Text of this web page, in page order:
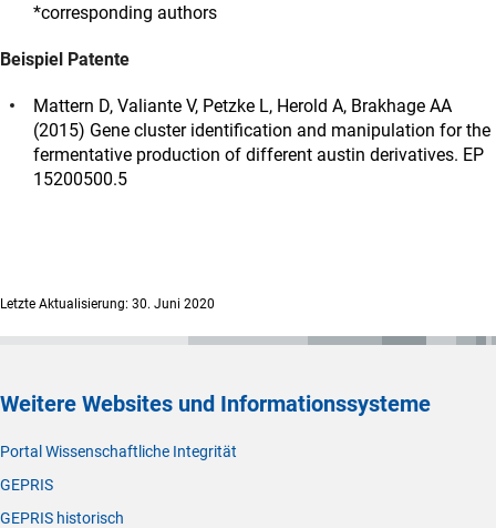
*corresponding authors
Beispiel Patente
Mattern D, Valiante V, Petzke L, Herold A, Brakhage AA
(2015) Gene cluster identification and manipulation for the
fermentative production of different austin derivatives. EP
15200500.5
Letzte Aktualisierung: 30. Juni 2020
Weitere Websites und Informationssysteme
Portal Wissenschaftliche Integrität
GEPRIS
GEPRIS historisch